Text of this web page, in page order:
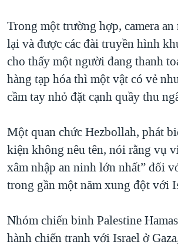
Trong một trường hợp, camera
lại và được các đài truyền hình
cho thấy một người đang thanh
hàng tạp hóa thì một vật có vẻ
cầm tay nhỏ đặt cạnh quầy thu
Một quan chức Hezbollah, phát
kiện không nêu tên, nói rằng vụ
xâm nhập an ninh lớn nhất” đối
trong gần một năm xung đột với
Nhóm chiến binh Palestine
hành chiến tranh với Israel ở